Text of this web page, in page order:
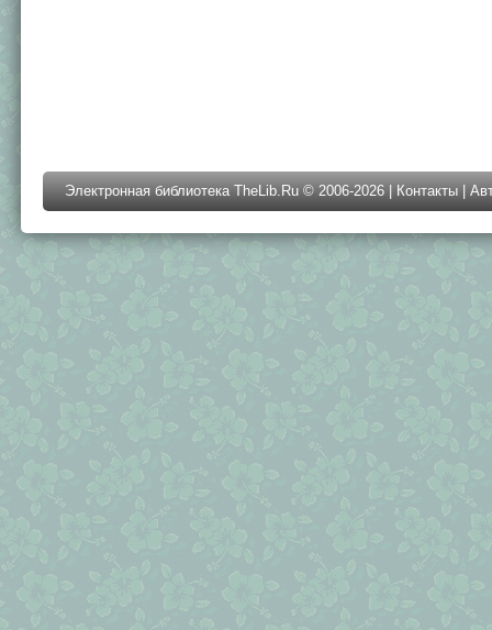
Электронная библиотека TheLib.Ru © 2006-2026 | Контакты |